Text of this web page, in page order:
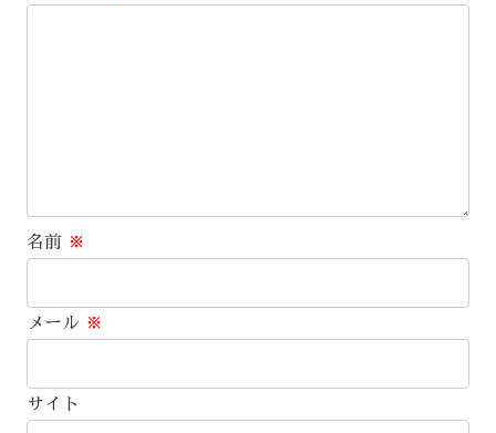
名前 ※
メール ※
サイト